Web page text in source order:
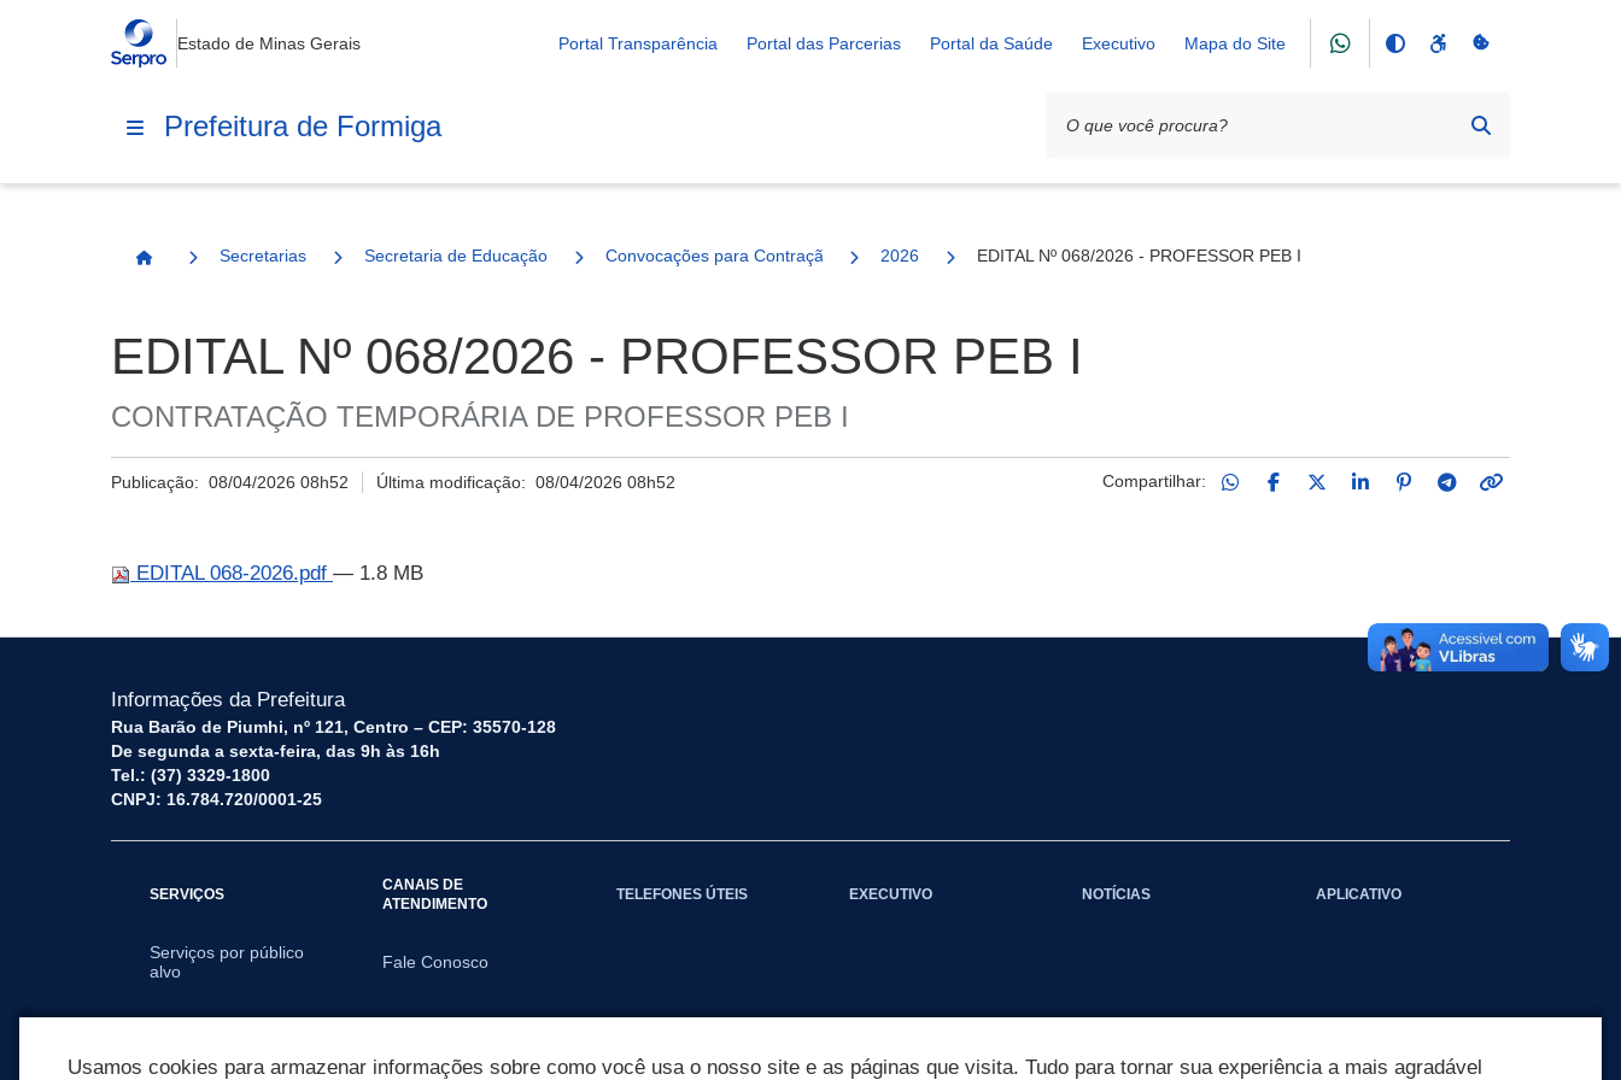
Estado de Minas Gerais Portal Transparência Portal das Parcerias Portal da Saúde Executivo Mapa do Site
Prefeitura de Formiga
Página Inicial
Secretarias Secretaria de Educação Convocações para Contração 2026 EDITAL Nº 068/2026 - PROFESSOR PEB I
EDITAL Nº 068/2026 - PROFESSOR PEB I
CONTRATAÇÃO TEMPORÁRIA DE PROFESSOR PEB I
Publicação: 08/04/2026 08h52 Última modificação:08/04/2026 08h52 Compartilhar:
EDITAL 068-2026.pdf — 1.8 MB
Informações da Prefeitura
Rua Barão de Piumhi, nº 121, Centro – CEP: 35570-128
De segunda a sexta-feira, das 9h às 16h
Tel.: (37) 3329-1800
CNPJ: 16.784.720/0001-25
SERVIÇOS
Serviços por público
alvo
CANAIS DE
ATENDIMENTO
Fale Conosco
TELEFONES ÚTEIS EXECUTIVO NOTÍCIAS APLICATIVO
Usamos cookies para armazenar informações sobre como você usa o nosso site e as páginas que visita. Tudo para tornar sua experiência a mais agradável